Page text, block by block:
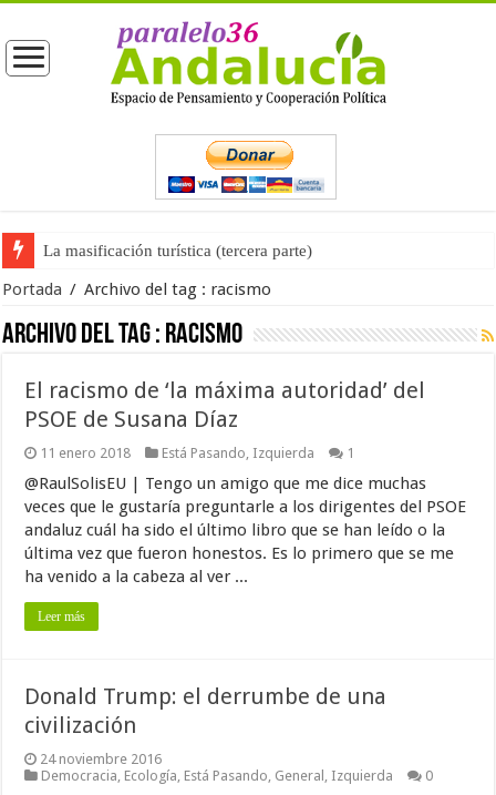
La masificación turística (tercera parte)
Portada / Archivo del tag : racismo
Archivo del tag : racismo
El racismo de ‘la máxima autoridad’ del
PSOE de Susana Díaz
11 enero 2018 Está Pasando, Izquierda 1
@RaulSolisEU | Tengo un amigo que me dice muchas
veces que le gustaría preguntarle a los dirigentes del PSOE
andaluz cuál ha sido el último libro que se han leído o la
última vez que fueron honestos. Es lo primero que se me
ha venido a la cabeza al ver ...
Leer más
Donald Trump: el derrumbe de una
civilización
24 noviembre 2016
Democracia, Ecología, Está Pasando, General , Izquierda 0